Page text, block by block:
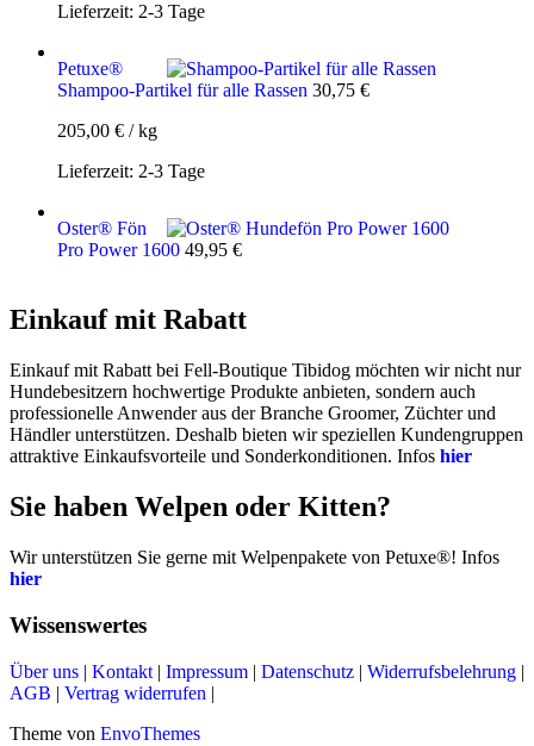
Lieferzeit: 2-3 Tage
Petuxe®
Shampoo-Partikel für alle Rassen 30,75 €
205,00 € /kg
Lieferzeit: 2-3 Tage
Oster® Fön
Pro Power 1600 49,95 €
Einkauf mit Rabatt
Einkauf mit Rabatt bei Fell-Boutique Tibidog möchten wir nicht nur
Hundebesitzern hochwertige Produkte anbieten, sondern auch
professionelle Anwender aus der Branche Groomer, Züchter und
Händler unterstützen. Deshalb bieten wir speziellen Kundengruppen
attraktive Einkaufsvorteile und Sonderkonditionen. Infos hier
Sie haben Welpen oder Kitten?
Wir unterstützen Sie gerne mit Welpenpakete von Petuxe®! Infos
hier
Wissenswertes
Über uns | Kontakt | Impressum | Datenschutz | Widerrufsbelehrung |
AGB | Vertrag widerrufen |
Theme von EnvoThemes